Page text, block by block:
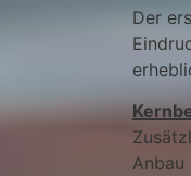
Der
Anbau